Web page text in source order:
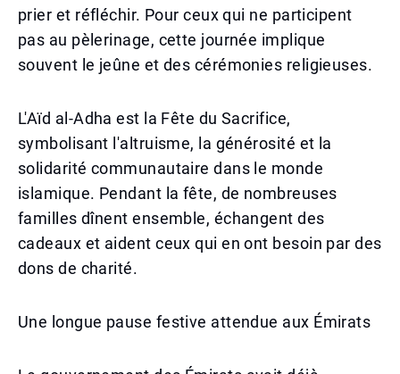
prier et réfléchir. Pour ceux qui ne participent
pas au pèlerinage, cette journée implique
souvent le jeûne et des cérémonies religieuses.
L'Aïd al-Adha est la Fête du Sacrifice,
symbolisant l'altruisme, la générosité et la
solidarité communautaire dans le monde
islamique. Pendant la fête, de nombreuses
familles dînent ensemble, échangent des
cadeaux et aident ceux qui en ont besoin par des
dons de charité.
Une longue pause festive attendue aux Émirats